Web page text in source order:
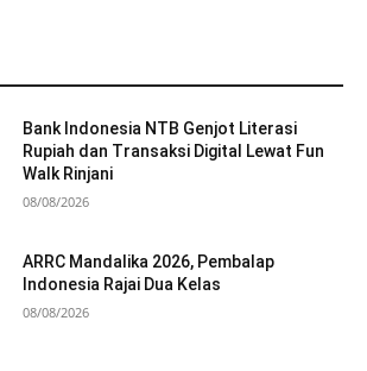
Bank Indonesia NTB Genjot Literasi
Rupiah dan Transaksi Digital Lewat Fun
Walk Rinjani
08/08/2026
ARRC Mandalika 2026, Pembalap
Indonesia Rajai Dua Kelas
08/08/2026